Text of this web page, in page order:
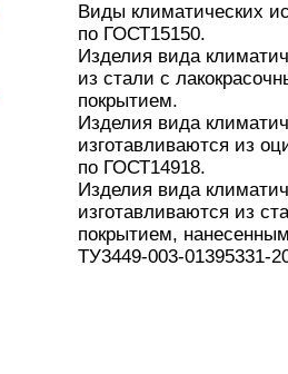
Виды климатических
по ГОСТ15150.
Изделия вида
из стали с
покрытием.
Изделия вида
изготавливаются из
по ГОСТ14918.
Изделия вида
изготавливаются из
покрытием,
ТУ3449-003-01395331-